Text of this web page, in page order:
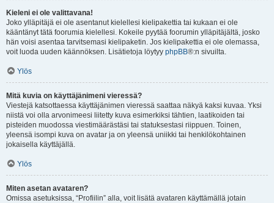
Kieleni ei ole valittavana!
Joko ylläpitäjä ei ole asentanut kielellesi kielipakettia tai kukaan ei ole
kääntänyt tätä foorumia kielellesi. Kokeile pyytää foorumin ylläpitäjältä, josko
hän voisi asentaa tarvitsemasi kielipaketin. Jos kielipakettia ei ole olemassa,
voit luoda uuden käännöksen. Lisätietoja löytyy phpBB®:n sivuilta.
Ylös
Mitä kuvia on käyttäjänimeni vieressä?
Viestejä katsottaessa käyttäjänimen vieressä saattaa näkyä kaksi kuvaa. Yksi
niistä voi olla arvonimeesi liitetty kuva esimerkiksi tähtien, laatikoiden tai
pisteiden muodossa viestimäärästäsi tai statuksestasi riippuen. Toinen,
yleensä isompi kuva on avatar ja on yleensä uniikki tai henkilökohtainen
jokaisella käyttäjällä.
Ylös
Miten asetan avataren?
Omissa asetuksissa, “Profiilin” alla, voit lisätä avataren käyttämällä jotain